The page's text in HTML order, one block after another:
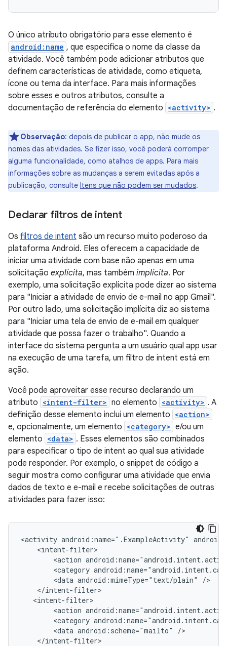
O único atributo obrigatório para esse elemento é
android:name , que especifica o nome da classe da
atividade. Você também pode adicionar atributos que
definem características de atividade, como etiqueta,
ícone ou tema da interface. Para mais informações
sobre esses e outros atributos, consulte a
documentação de referência do elemento <activity> .
Observação: depois de publicar o app, não mude os
nomes das atividades. Se fizer isso, você poderá corromper
alguma funcionalidade, como atalhos de apps. Para mais
informações sobre as mudanças a serem evitadas após a
publicação, consulte Itens que não podem ser mudados.
Declarar filtros de intent
Os filtros de intent são um recurso muito poderoso da
plataforma Android. Eles oferecem a capacidade de
iniciar uma atividade com base não apenas em uma
solicitação explícita, mas também implícita. Por
exemplo, uma solicitação explícita pode dizer ao sistema
para "Iniciar a atividade de envio de e-mail no app Gmail".
Por outro lado, uma solicitação implícita diz ao sistema
para "Iniciar uma tela de envio de e-mail em qualquer
atividade que possa fazer o trabalho". Quando a
interface do sistema pergunta a um usuário qual app usar
na execução de uma tarefa, um filtro de intent está em
ação.
Você pode aproveitar esse recurso declarando um
atributo <intent-filter> no elemento <activity> . A
definição desse elemento inclui um elemento <action>
e, opcionalmente, um elemento <category> e/ou um
elemento <data> . Esses elementos são combinados
para especificar o tipo de intent ao qual sua atividade
pode responder. Por exemplo, o snippet de código a
seguir mostra como configurar uma atividade que envia
dados de texto e e-mail e recebe solicitações de outras
atividades para fazer isso:
<activity android:name=".ExampleActivity"
<action
<category
<data android:mimeType="text/plain"
<action
<category
<data android:scheme="mailto"
</intent-filter>